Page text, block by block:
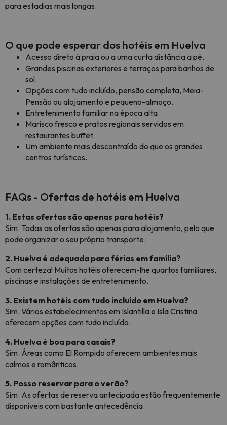
para estadias mais longas.
O que pode esperar dos hotéis em Huelva
Acesso direto à praia ou a uma curta distância a pé.
Grandes piscinas exteriores e terraços para banhos de
sol.
Opções com tudo incluído, pensão completa, Meia-
Pensão ou alojamento e pequeno-almoço.
Entretenimento familiar na época alta.
Marisco fresco e pratos regionais servidos em
restaurantes buffet.
Um ambiente mais descontraído do que os grandes
centros turísticos.
FAQs - Ofertas de hotéis em Huelva
1. Estas ofertas são apenas para hotéis?
Sim. Todas as ofertas são apenas para alojamento, pelo que
pode organizar o seu próprio transporte.
2. Huelva é adequada para férias em família?
Com certeza! Muitos hotéis oferecem-lhe quartos familiares,
piscinas e instalações de entretenimento.
3. Existem hotéis com tudo incluído em Huelva?
Sim. Vários estabelecimentos em Islantilla e Isla Cristina
oferecem opções com tudo incluído.
4. Huelva é boa para casais?
Sim. Áreas como El Rompido oferecem ambientes mais
calmos e românticos.
5. Posso reservar para o verão?
Sim. As ofertas de reserva antecipada estão frequentemente
disponíveis com bastante antecedência.